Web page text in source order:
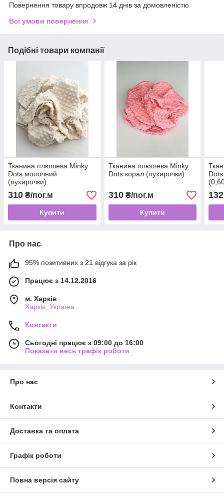
Повернення товару впродовж 14 днів за домовленістю
Всі умови повернення
Подібні товари компанії
Тканина плюшева Minky
Dots молочний
(пухирочки)
310 ₴/пог.м
Купити
Тканина плюшева Minky
Dots корал (пухирочки)
310₴/пог.м
Купити
132
Про нас
95% позитивних з 21 відгука за рік
Працює з 14.12.2016
м. Харків
Харків, Україна
Контакти
Сьогодні працює з 09:00 до 16:00
Показати весь графік роботи
Про нас
Контакти
Доставка та оплата
Графік роботи
Повна версія сайту